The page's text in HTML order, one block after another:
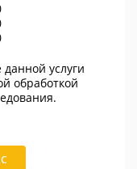
услуги
обработкой